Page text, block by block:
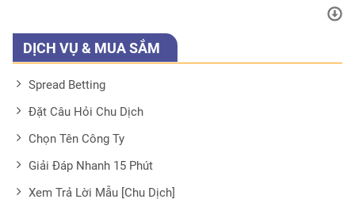
DỊCH VỤ & MUA SẮM
Spread Betting
Đặt Câu Hỏi Chu Dịch
Chọn Tên Công Ty
Giải Đáp Nhanh 15 Phút
Xem Trả Lời Mẫu [Chu Dịch]